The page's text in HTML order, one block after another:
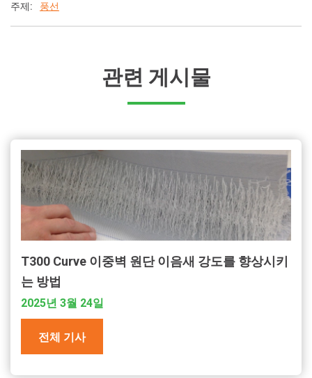
주제: 풍선
관련 게시물
T300 Curve 이중벽 원단 이음새 강도를 향상시키
는 방법
2025년 3월 24일
전체 기사